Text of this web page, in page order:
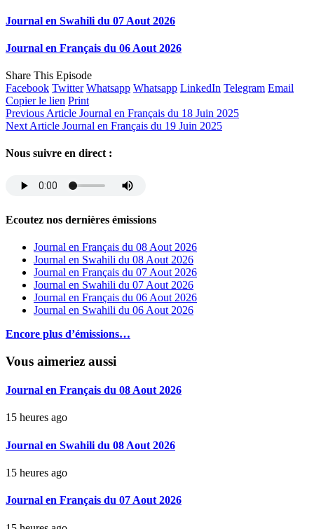
Journal en Swahili du 07 Aout 2026
Journal en Français du 06 Aout 2026
Share This Episode
Facebook Twitter Whatsapp Whatsapp LinkedIn Telegram Email
Copier le lien Print
Previous Article Journal en Français du 18 Juin 2025
Next Article Journal en Français du 19 Juin 2025
Nous suivre en direct :
Ecoutez nos dernières émissions
Journal en Français du 08 Aout 2026
Journal en Swahili du 08 Aout 2026
Journal en Français du 07 Aout 2026
Journal en Swahili du 07 Aout 2026
Journal en Français du 06 Aout 2026
Journal en Swahili du 06 Aout 2026
Encore plus d’émissions…
Vous aimeriez aussi
Journal en Français du 08 Aout 2026
15 heures ago
Journal en Swahili du 08 Aout 2026
15 heures ago
Journal en Français du 07 Aout 2026